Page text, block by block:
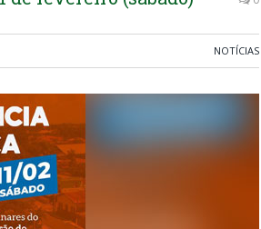
NOTÍCIAS